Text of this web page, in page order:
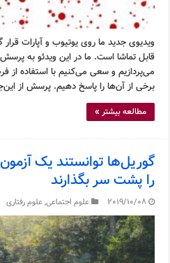
ویدیوی جدید ما روی یوتیوب و آپارات
قابل تماشا است. ما در این ویدئو به
می‌پردازیم و سعی می‌کنیم با استفاده از
برخی از آن‌ها را پاسخ دهیم. پرسش از
مطالعه بیشتر »
گوریل‌ها توانستند یک
را پشت سر بگذارند
2019/10/08 علوم اجتماعی,علوم رفتاری